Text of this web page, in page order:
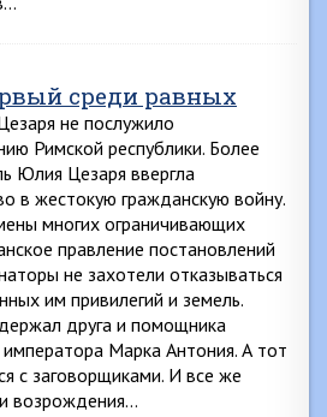
среди равных
не послужило
Римской республики. Более
Юлия Цезаря ввергла
в жестокую гражданскую войну.
многих ограничивающих
правление постановлений
не захотели отказываться
им привилегий и земель.
друга и помощника
Марка Антония. А тот
с заговорщиками. И все же
возрождения…